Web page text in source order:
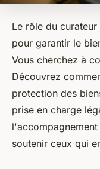
Le rôle du
pour garantir le
Vous cherchez à
Découvrez
protection des
prise en charge
soutenir ceux qui